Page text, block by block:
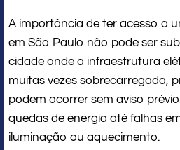
A importância de ter acesso a
em São Paulo não pode ser
cidade onde a infraestrutura
muitas vezes sobrecarregada,
podem ocorrer sem aviso
quedas de energia até falhas
iluminação ou aquecimento.